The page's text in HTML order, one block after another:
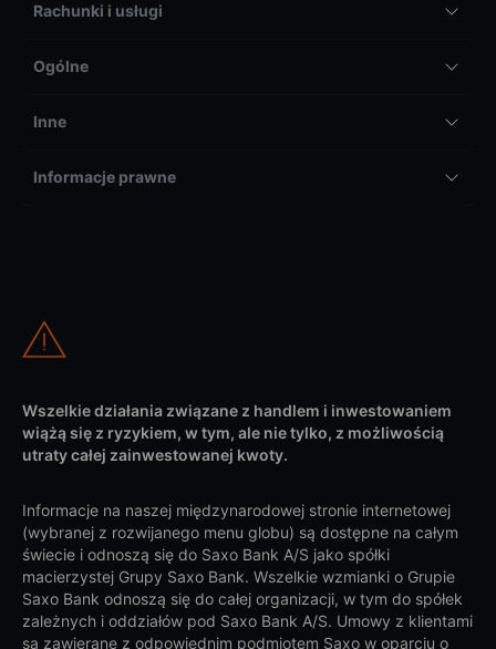
Rachunki i usługi
Ogólne
Inne
Informacje prawne
Wszelkie działania związane z handlem i inwestowaniem
wiążą się z ryzykiem, w tym, ale nie tylko, z możliwością
utraty całej zainwestowanej kwoty.
Informacje na naszej międzynarodowej stronie internetowej
(wybranej z rozwijanego menu globu) są dostępne na całym
świecie i odnoszą się do Saxo Bank A/S jako spółki
macierzystej Grupy Saxo Bank. Wszelkie wzmianki o Grupie
Saxo Bank odnoszą się do całej organizacji, w tym do spółek
zależnych i oddziałów pod Saxo Bank A/S. Umowy z klientami
są zawierane z odpowiednim podmiotem Saxo w oparciu o